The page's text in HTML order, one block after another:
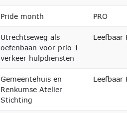
Pride month PRO
Utrechtseweg als
oefenbaan voor prio 1
verkeer hulpdiensten
Leefbaar
Gemeentehuis en
Renkumse Atelier
Stichting
Leefbaar